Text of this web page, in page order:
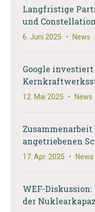
Langfristige
und
6. Juni 2025 • News
Google
12. Mai 2025 • News
angetriebenen
17. Apr. 2025 • News
WEF-
der